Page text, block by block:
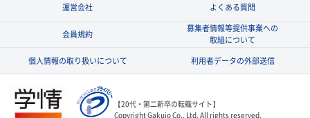
運営会社 よくある質問
会員規約
募集者情報等提供事業への
取組について
個人情報の取り扱いについて
利用者データの外部送信
【20代・第二新卒の転職サイト】
Copyright Gakujo Co., Ltd. All rights reserved.